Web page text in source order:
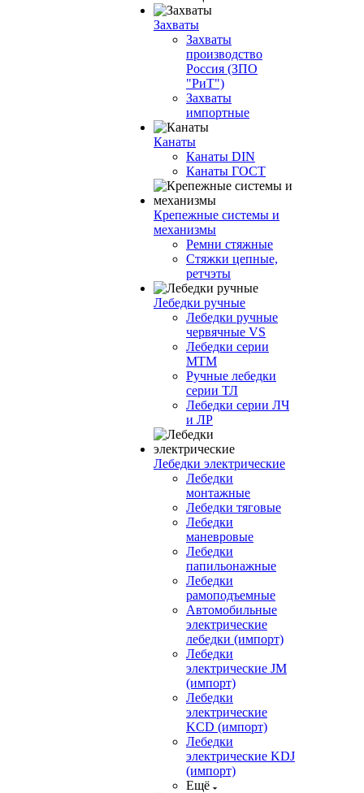
Захваты
Захваты
производство
Россия (ЗПО
"РиТ")
Захваты
импортные
Канаты
Канаты DIN
Канаты ГОСТ
Крепежные системы и
механизмы
Ремни стяжные
Стяжки цепные,
ретчэты
Лебедки ручные
Лебедки ручные
червячные VS
Лебедки серии
МТМ
Ручные лебедки
серии ТЛ
Лебедки серии ЛЧ
и ЛР
Лебедки электрические
Лебедки
монтажные
Лебедки тяговые
Лебедки
маневровые
Лебедки
папильонажные
Лебедки
рамоподъемные
Автомобильные
электрические
лебедки (импорт)
Лебедки
электрические JM
(импорт)
Лебедки
электрические
KCD (импорт)
Лебедки
электрические KDJ
(импорт)
Ещё